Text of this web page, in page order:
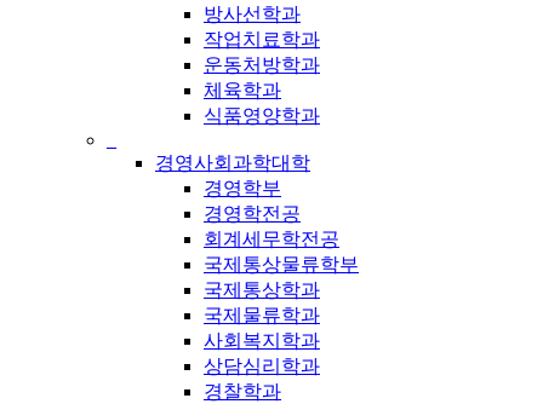
방사선학과
작업치료학과
운동처방학과
체육학과
식품영양학과
경영사회과학대학
경영학부
경영학전공
회계세무학전공
국제통상물류학부
국제통상학과
국제물류학과
사회복지학과
상담심리학과
경찰학과